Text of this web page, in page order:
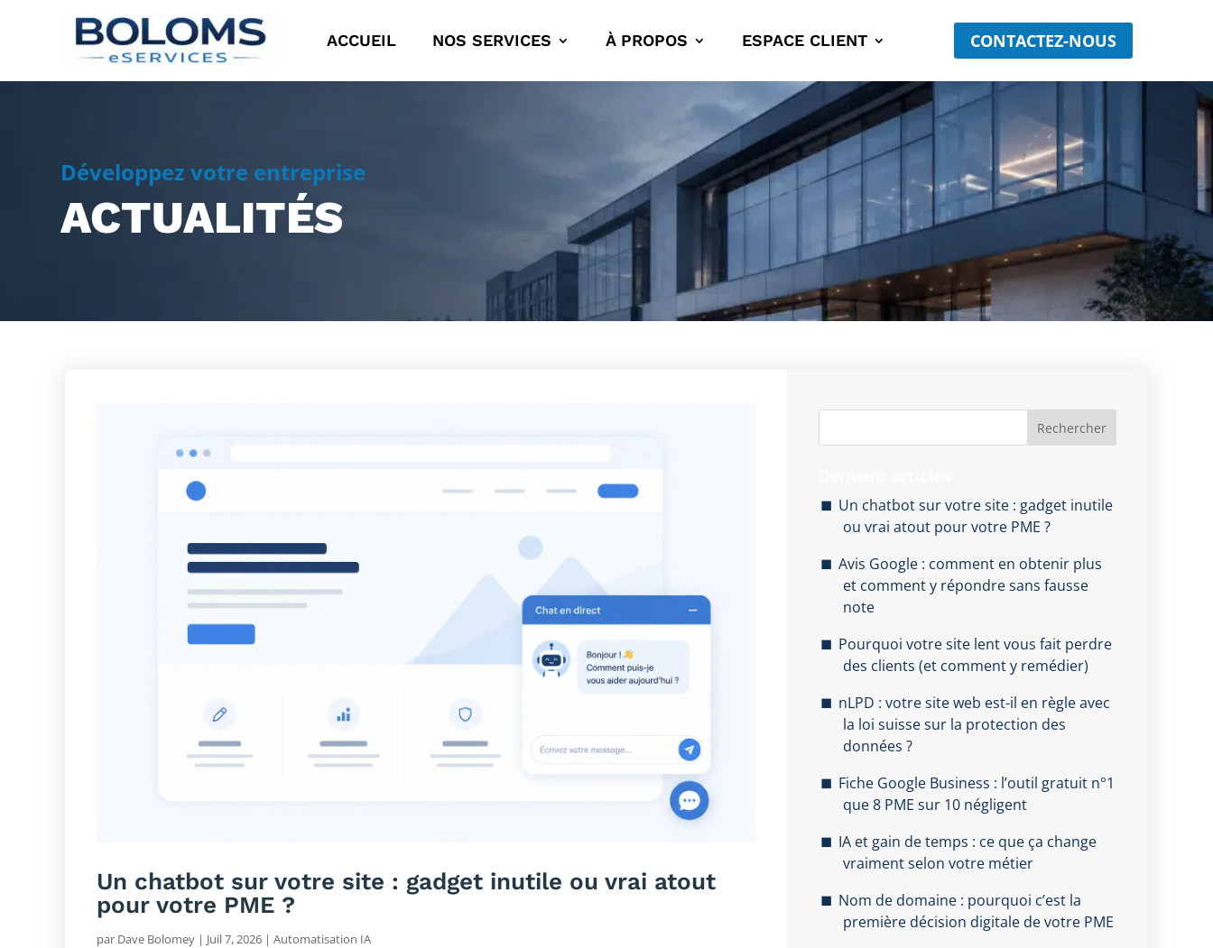
ACCUEIL NOS SERVICES À PROPOS ESPACE CLIENT CONTACTEZ-NOUS
Développez votre entreprise
ACTUALITÉS
Un chatbot sur votre site : gadget inutile ou vrai atout
pour votre PME ?
par Dave Bolomey | Juil 7, 2026 | Automatisation IA
Rechercher
Un chatbot sur votre site : gadget inutile
ou vrai atout pour votre PME ?
Avis Google : comment en obtenir plus
et comment y répondre sans fausse
note
Pourquoi votre site lent vous fait perdre
des clients (et comment y remédier)
nLPD : votre site web est-il en règle avec
la loi suisse sur la protection des
données ?
Fiche Google Business : l’outil gratuit n°1
que 8 PME sur 10 négligent
IA et gain de temps : ce que ça change
vraiment selon votre métier
Nom de domaine : pourquoi c’est la
première décision digitale de votre PME